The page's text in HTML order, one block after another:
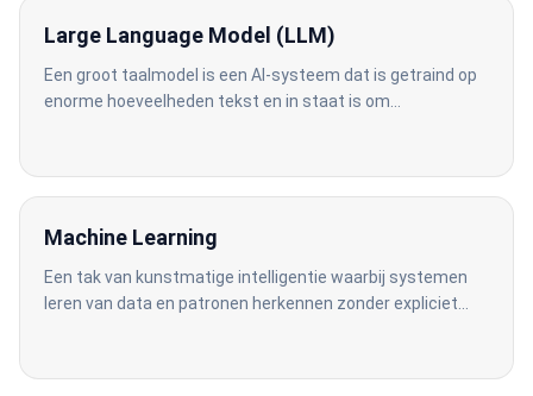
Large Language Model (LLM)
Een groot taalmodel is een AI-systeem dat is getraind op
enorme hoeveelheden tekst en in staat is om
Machine Learning
Een tak van kunstmatige intelligentie waarbij systemen
leren van data en patronen herkennen zonder expliciet